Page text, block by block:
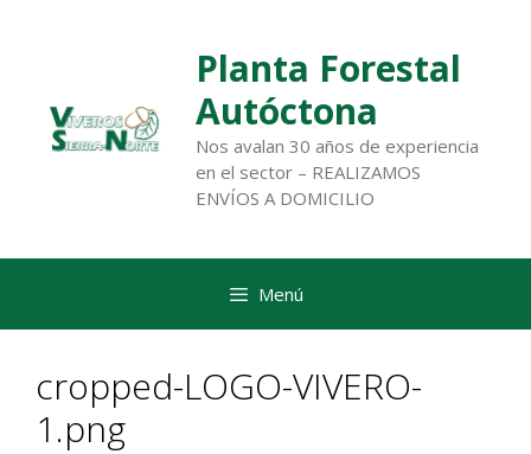
Planta Forestal
Autóctona
Nos avalan 30 años de experiencia
en el sector – REALIZAMOS
ENVÍOS A DOMICILIO
Menú
cropped-LOGO-VIVERO-
1.png